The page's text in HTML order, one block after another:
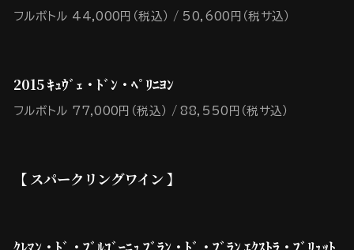
フルボトル 44,000円（税込） 50,600円（税サ込）
2015 ｷｭｳﾞｪ・ﾄﾞﾝ・ﾍﾟﾘﾆﾖﾝ
フルボトル 77,000円（税込） 88,550円（税サ込）
【 スパークリングワイン 】